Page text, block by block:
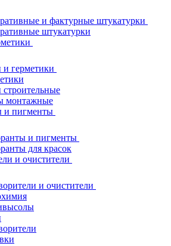
и фактурные штукатурки
штукатурки
и герметики
строительные
монтажные
и пигменты
и пигменты
для красок
и очистители
и очистители